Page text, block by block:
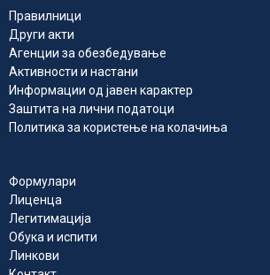
Правилници
Други акти
Агенции за обезбедување
Активности и настани
Информации од јавен карактер
Заштита на лични податоци
Политика за користење на колачиња
Формулари
Лиценца
Легитимација
Обука и испити
Линкови